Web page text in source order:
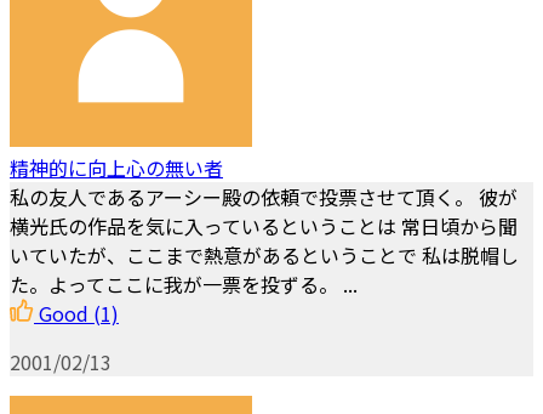
精神的に向上心の無い者
私の友人であるアーシー殿の依頼で投票させて頂く。 彼が
横光氏の作品を気に入っているということは 常日頃から聞
いていたが、ここまで熱意があるということで 私は脱帽し
た。よってここに我が一票を投ずる。 ...
Good (1)
2001/02/13